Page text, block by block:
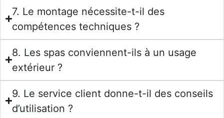
7. Le montage nécessite-t-il des
compétences techniques ?
8. Les spas conviennent-ils à un usage
extérieur ?
9. Le service client donne-t-il des conseils
d’utilisation ?